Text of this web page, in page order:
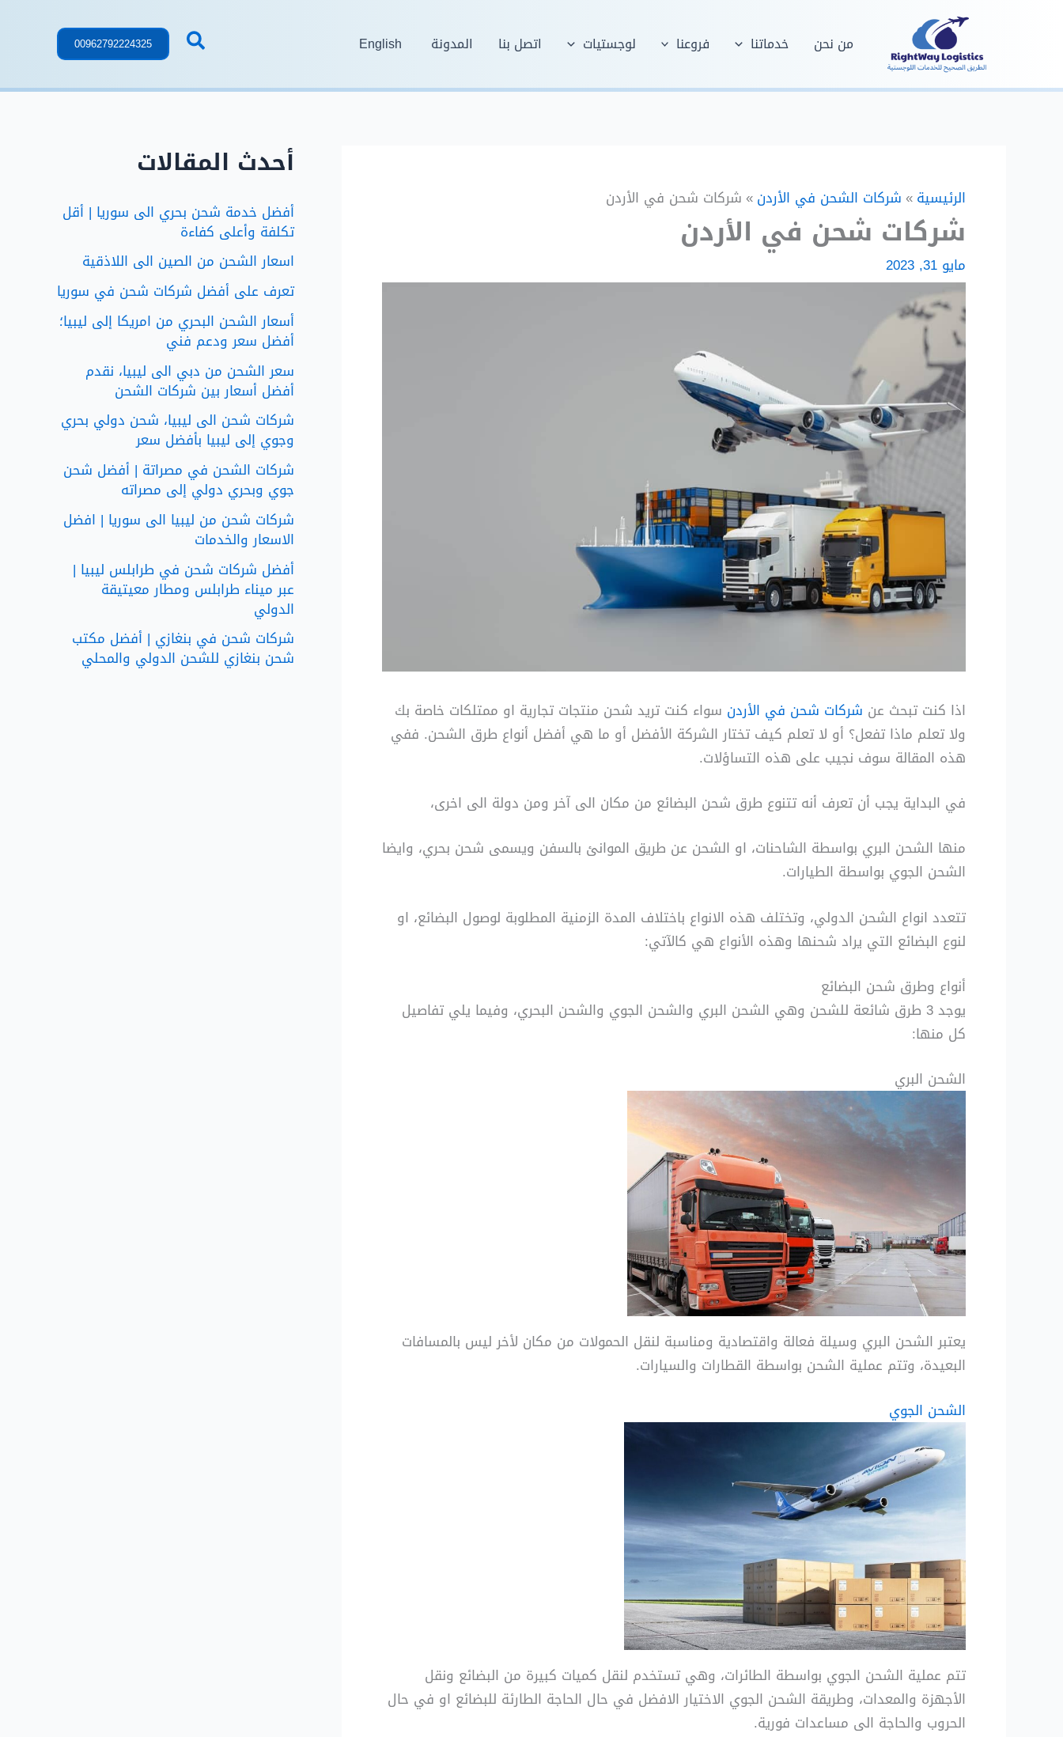
من نحن خدماتنا فروعنا لوجستيات اتصل بنا المدونة English
00962792224325
الرئيسية شركات الشحن في الأردن شركات شحن في الأردن
شركات شحن في الأردن
مايو 31, 2023
اذا كنت تبحث عن شركات شحن في الأردن سواء كنت تريد شحن منتجات تجارية او ممتلكات خاصة بك
ولا تعلم ماذا تفعل؟ أو لا تعلم كيف تختار الشركة الأفضل أو ما هي أفضل أنواع طرق الشحن. ففي
هذه المقالة سوف نجيب على هذه التساؤلات.
في البداية يجب أن تعرف أنه تتنوع طرق شحن البضائع من مكان الى آخر ومن دولة الى اخرى،
منها الشحن البري بواسطة الشاحنات، او الشحن عن طريق الموانئ بالسفن ويسمى شحن بحري، وايضا
الشحن الجوي بواسطة الطيارات.
تتعدد انواع الشحن الدولي، وتختلف هذه الانواع باختلاف المدة الزمنية المطلوبة لوصول البضائع، او
لنوع البضائع التي يراد شحنها وهذه الأنواع هي كالآتي:
أنواع وطرق شحن البضائع
يوجد 3 طرق شائعة للشحن وهي الشحن البري والشحن الجوي والشحن البحري، وفيما يلي تفاصيل
كل منها:
الشحن البري
يعتبر الشحن البري وسيلة فعالة واقتصادية ومناسبة لنقل الحمولات من مكان لأخر ليس بالمسافات
البعيدة، وتتم عملية الشحن بواسطة القطارات والسيارات.
الشحن الجوي
تتم عملية الشحن الجوي بواسطة الطائرات، وهي تستخدم لنقل كميات كبيرة من البضائع ونقل
الأجهزة والمعدات، وطريقة الشحن الجوي الاختيار الافضل في حال الحاجة الطارئة للبضائع او في حال
الحروب والحاجة الى مساعدات فورية.
أحدث المقالات
أفضل خدمة شحن بحري الى سوريا | أقل
تكلفة وأعلى كفاءة
اسعار الشحن من الصين الى اللاذقية
تعرف على أفضل شركات شحن في سوريا
أسعار الشحن البحري من امريكا إلى ليبيا؛
أفضل سعر ودعم فني
سعر الشحن من دبي الى ليبيا، نقدم
أفضل أسعار بين شركات الشحن
شركات شحن الى ليبيا، شحن دولي بحري
وجوي إلى ليبيا بأفضل سعر
شركات الشحن في مصراتة | أفضل شحن
جوي وبحري دولي إلى مصراته
شركات شحن من ليبيا الى سوريا | افضل
الاسعار والخدمات
أفضل شركات شحن في طرابلس ليبيا |
عبر ميناء طرابلس ومطار معيتيقة
الدولي
شركات شحن في بنغازي | أفضل مكتب
شحن بنغازي للشحن الدولي والمحلي